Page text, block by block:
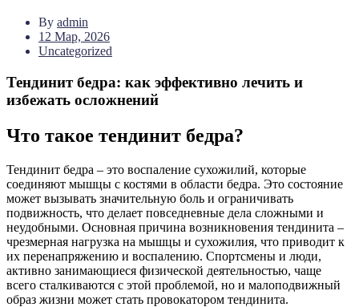
By admin
12 Мар, 2026
Uncategorized
Тендинит бедра: как эффективно лечить и
избежать осложнений
Что такое тендинит бедра?
Тендинит бедра – это воспаление сухожилий, которые
соединяют мышцы с костями в области бедра. Это состояние
может вызывать значительную боль и ограничивать
подвижность, что делает повседневные дела сложными и
неудобными. Основная причина возникновения тендинита –
чрезмерная нагрузка на мышцы и сухожилия, что приводит к
их перенапряжению и воспалению. Спортсмены и люди,
активно занимающиеся физической деятельностью, чаще
всего сталкиваются с этой проблемой, но и малоподвижный
образ жизни может стать провокатором тендинита.